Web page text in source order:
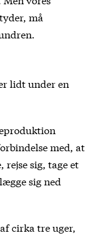
må
lidt under en
med, at
rejse sig, tage et
sig ned
cirka tre uger,